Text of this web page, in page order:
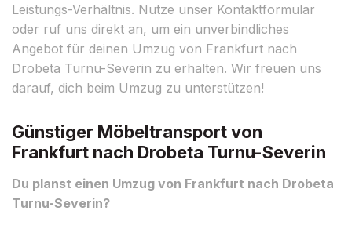
Leistungs-Verhältnis. Nutze unser Kontaktformular
oder ruf uns direkt an, um ein unverbindliches
Angebot für deinen Umzug von Frankfurt nach
Drobeta Turnu-Severin zu erhalten. Wir freuen uns
darauf, dich beim Umzug zu unterstützen!
Günstiger Möbeltransport von
Frankfurt nach Drobeta Turnu-Severin
Du planst einen Umzug von Frankfurt nach Drobeta
Turnu-Severin?